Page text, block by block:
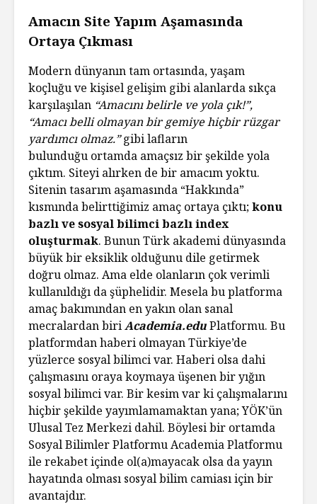
Amacın Site Yapım Aşamasında
Ortaya Çıkması
Modern dünyanın tam ortasında, yaşam
koçluğu ve kişisel gelişim gibi alanlarda sıkça
karşılaşılan “Amacını belirle ve yola çık!”,
“Amacı belli olmayan bir gemiye hiçbir rüzgar
yardımcı olmaz.”gibi lafların
bulunduğu ortamda amaçsız bir şekilde yola
çıktım. Siteyi alırken de bir amacım yoktu.
Sitenin tasarım aşamasında “Hakkında”
kısmında belirttiğimiz amaç ortaya çıktı; konu
bazlı ve sosyal bilimci bazlı index
oluşturmak. Bunun Türk akademi dünyasında
büyük bir eksiklik olduğunu dile getirmek
doğru olmaz. Ama elde olanların çok verimli
kullanıldığı da şüphelidir. Mesela bu platforma
amaç bakımından en yakın olan sanal
mecralardan biriAcademia.eduPlatformu. Bu
platformdan haberi olmayan Türkiye’de
yüzlerce sosyal bilimci var. Haberi olsa dahi
çalışmasını oraya koymaya üşenen bir yığın
sosyal bilimci var. Bir kesim var ki çalışmalarını
hiçbir şekilde yayımlamamaktan yana; YÖK’ün
Ulusal Tez Merkezi dahil. Böylesi bir ortamda
Sosyal Bilimler Platformu Academia Platformu
ile rekabet içinde ol(a)mayacak olsa da yayın
hayatında olması sosyal bilim camiası için bir
avantajdır.